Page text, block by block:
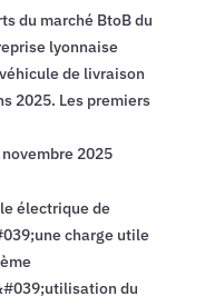
du marché BtoB du
lyonnaise
de livraison
2025. Les premiers
2025